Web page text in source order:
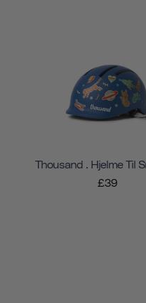
Thousand . Hjelme Til
£39